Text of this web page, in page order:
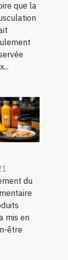
que la
du
mis en
être